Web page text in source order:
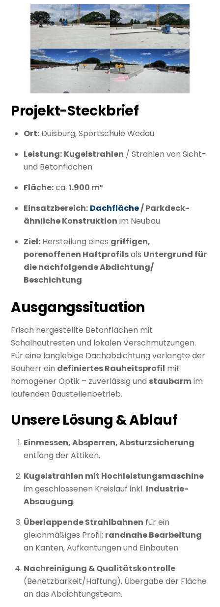
Projekt-Steckbrief
Ort: Duisburg, Sportschule Wedau
Leistung: Kugelstrahlen / Strahlen von Sicht-
und Betonflächen
Fläche:ca. 1.900 m²
Einsatzbereich: Dachfläche/ Parkdeck-
ähnliche Konstruktion im Neubau
Ziel: Herstellung eines griffigen,
porenoffenen Haftprofilsals Untergrund für
die nachfolgende Abdichtung/
Beschichtung
Ausgangssituation
Frisch hergestellte Betonflächen mit
Schalhautresten und lokalen Verschmutzungen.
Für eine langlebige Dachabdichtung verlangte der
Bauherr ein definiertes Rauheitsprofil mit
homogener Optik – zuverlässig und staubarmim
laufenden Baustellenbetrieb.
Unsere Lösung & Ablauf
Einmessen, Absperren, Absturzsicherung
entlang der Attiken.
Kugelstrahlen mit Hochleistungsmaschine
im geschlossenen Kreislauf inkl. Industrie-
Absaugung.
Überlappende Strahlbahnen für ein
gleichmäßiges Profil; randnahe Bearbeitung
an Kanten, Aufkantungen und Einbauten.
Nachreinigung & Qualitätskontrolle
(Benetzbarkeit/Haftung), Übergabe der Fläche
an das Abdichtungsteam.